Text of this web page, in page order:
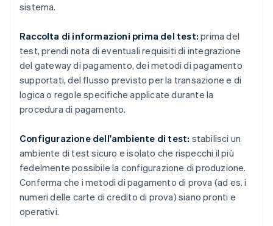
sistema.
Raccolta di informazioni prima del test: prima del
test, prendi nota di eventuali requisiti di integrazione
del gateway di pagamento, dei metodi di pagamento
supportati, del flusso previsto per la transazione e di
logica o regole specifiche applicate durante la
procedura di pagamento.
Configurazione dell'ambiente di test: stabilisci un
ambiente di test sicuro e isolato che rispecchi il più
fedelmente possibile la configurazione di produzione.
Conferma che i metodi di pagamento di prova (ad es. i
numeri delle carte di credito di prova) siano pronti e
operativi.